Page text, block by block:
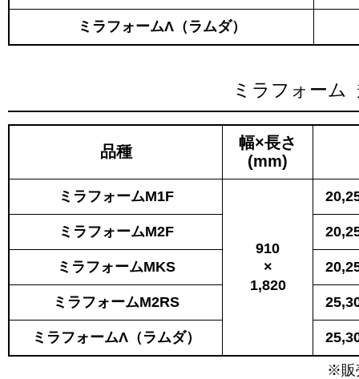
ミラフォームΛ（ラムダ）
ミラフォーム
品種
幅×長さ
(mm)
ミラフォームM1F
910
×
1,820
ミラフォームM2F
ミラフォームMKS
ミラフォームM2RS
ミラフォームΛ（ラムダ）
※販